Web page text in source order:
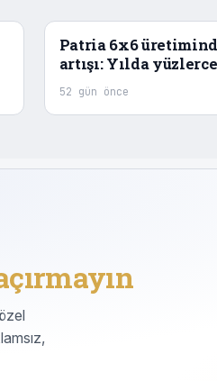
Patria 6x6
artışı: Yılda
52 gün önce